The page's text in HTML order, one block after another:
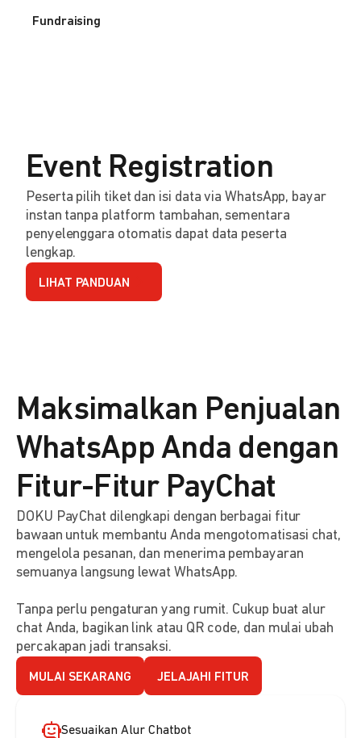
Fundraising
Event Registration
Peserta pilih tiket dan isi data via WhatsApp, bayar
instan tanpa platform tambahan, sementara
penyelenggara otomatis dapat data peserta
lengkap.
LIHAT PANDUAN
Maksimalkan Penjualan
WhatsApp Anda dengan
Fitur-Fitur PayChat
DOKU PayChat dilengkapi dengan berbagai fitur
bawaan untuk membantu Anda mengotomatisasi chat,
mengelola pesanan, dan menerima pembayaran
semuanya langsung lewat WhatsApp.
Tanpa perlu pengaturan yang rumit. Cukup buat alur
chat Anda, bagikan link atau QR code, dan mulai ubah
percakapan jadi transaksi.
MULAI SEKARANG JELAJAHI FITUR
Sesuaikan Alur Chatbot